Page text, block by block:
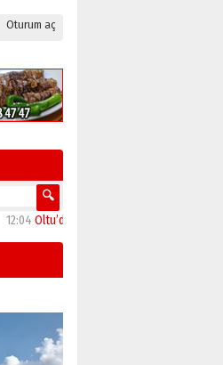
Oturum aç
Oltu’da festival coşkusu konserle zirveye